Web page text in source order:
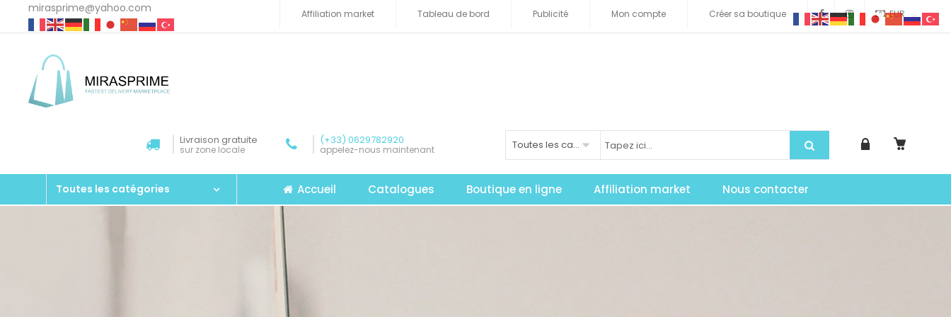
mirasprime@yahoo.com EUR
Affiliation market Tableau de bord Publicité Mon compte Créer sa boutique
Livraison gratuite
sur zone locale
(+33) 0629782920
appelez-nous maintenant Toutes les catégories
Toutes les catégories Accueil Catalogues Boutique en ligne Affiliation market Nous contacter